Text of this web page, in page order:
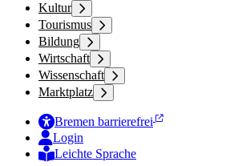
Kultur
Tourismus
Bildung
Wirtschaft
Wissenschaft
Marktplatz
Bremen barrierefrei
Login
Leichte Sprache